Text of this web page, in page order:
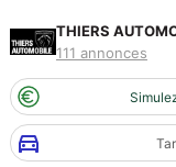
THIERS
111 annonces